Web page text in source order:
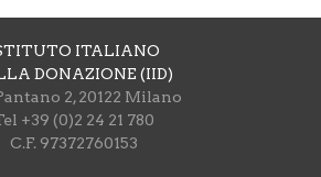
ITALIANO
DONAZIONE (IID)
2, 20122 Milano
+39 (0)2 24 21 780
C.F. 97372760153